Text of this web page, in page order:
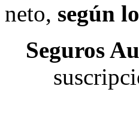
neto, según
Seguros